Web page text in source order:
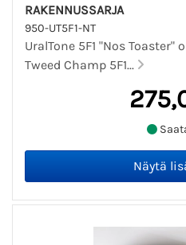
RAKENNUSSARJA
950-UT5F1-NT
UralTone 5F1 "Nos
Tweed Champ 5F1...